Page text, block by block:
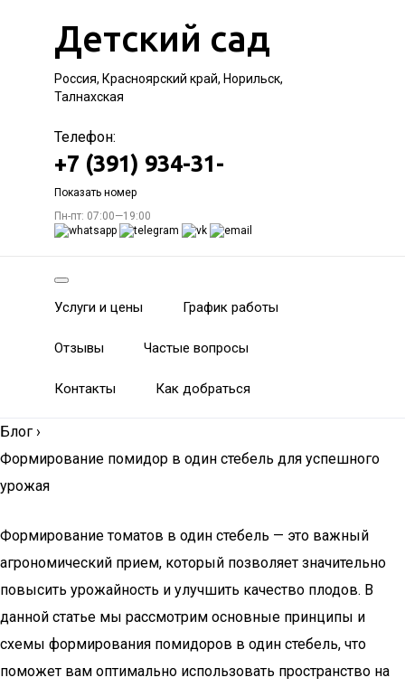
Детский сад
Россия, Красноярский край, Норильск,
Талнахская
Телефон:
+7 (391) 934-31-
Показать номер
Пн-пт: 07:00—19:00
Услуги и цены График работы
Отзывы Частые вопросы
Контакты Как добраться
Блог ›
Формирование помидор в один стебель для успешного
урожая
Формирование томатов в один стебель — это важный
агрономический прием, который позволяет значительно
повысить урожайность и улучшить качество плодов. В
данной статье мы рассмотрим основные принципы и
схемы формирования помидоров в один стебель, что
поможет вам оптимально использовать пространство на